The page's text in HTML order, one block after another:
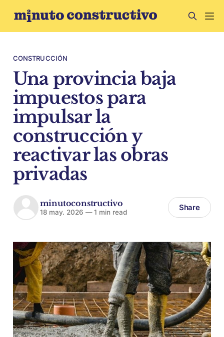
CONSTRUCCIÓN
Una provincia baja
impuestos para
impulsar la
construcción y
reactivar las obras
privadas
minutoconstructivo
18 may. 2026 —1 min read Share